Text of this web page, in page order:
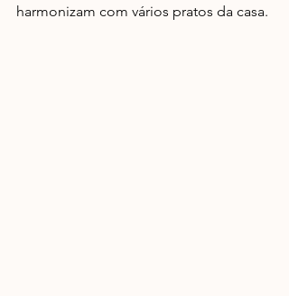
harmonizam com vários pratos da casa.